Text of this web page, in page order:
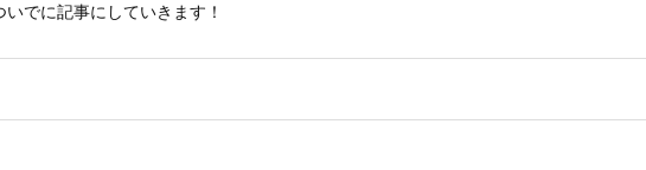
でに記事にしていきます！